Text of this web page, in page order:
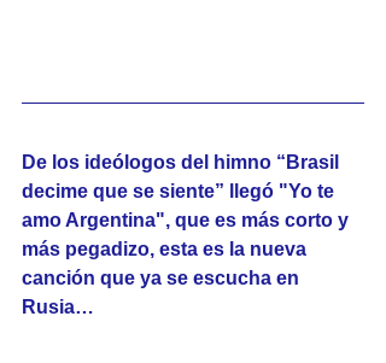
De los ideólogos del himno “Brasil
decime que se siente” llegó "Yo te
amo Argentina", que es más corto y
más pegadizo, esta es la nueva
canción que ya se escucha en
Rusia…